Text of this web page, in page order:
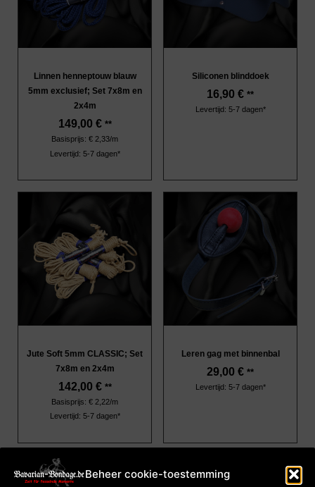
Beheer cookie-toestemming
Linnen henneptouw blauw
5mm exclusief; Set 7x8m en
2x4m
149,00 € **
Basisprijs: € 2,33/m
Levertijd: 5-7 dagen*
Siliconen blinddoek
16,90 € **
Levertijd: 5-7 dagen*
Jute Soft 5mm CLASSIC; Set
7x8m en 2x4m
142,00 € **
Basisprijs: € 2,22/m
Levertijd: 5-7 dagen*
Leren gag met binnenbal
29,00 € **
Levertijd: 5-7 dagen*